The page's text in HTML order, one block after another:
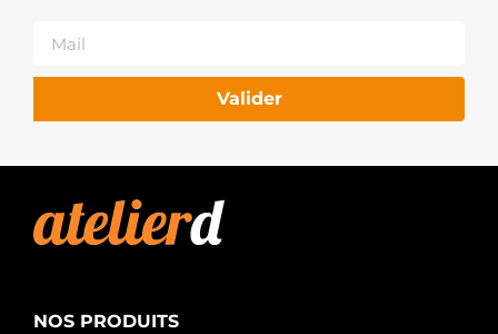
Valider
NOS PRODUITS